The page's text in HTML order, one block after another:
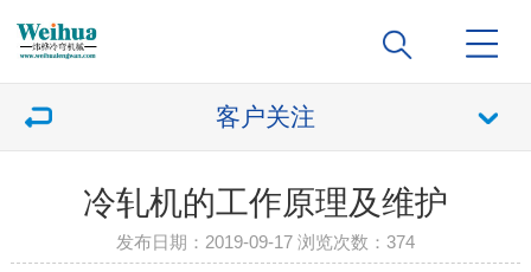
客户关注
冷轧机的工作原理及维护
发布日期：2019-09-17 浏览次数： 374